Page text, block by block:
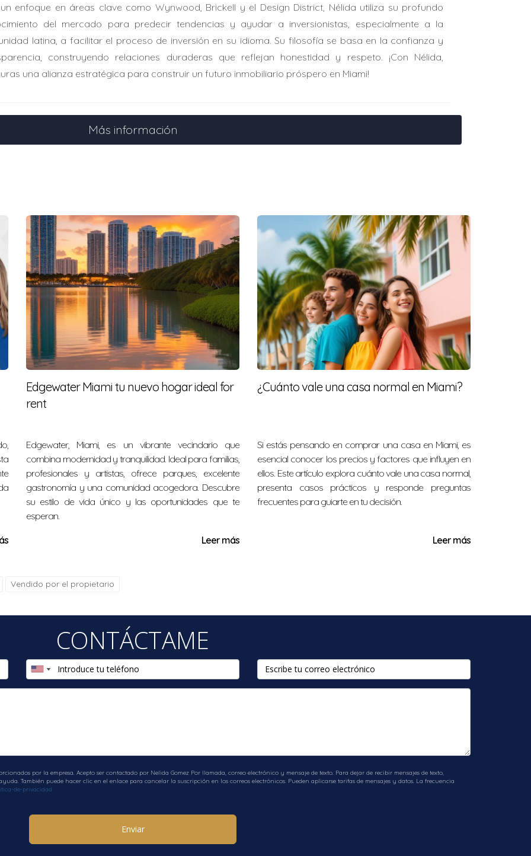
lo general, del 5% al 20%)
con un bajo pago inicial
FHA Y CONVENCIONAL
Por otro lado, un préstamo convencional puede ofrecerte la oportunidad de terminar con una
vez que hayas alcanzado un cierto porcentaje de capital en tu propiedad.
de 600,000 dólares es un paso considerable y, aunque puede parecer abrumador, es
La elección entre un préstamo FHA y convencional depende de tu situación financiera, historial
Evalúa cuidadosamente tus alternativas, consulta con asesores hipotecarios y no dudes en realizar
para encontrar la mejor solución para tu futuro.
préstamo FHA?
del 3.5% del precio de la casa. Esto significa que, para una propiedad de 600,000 dólares, necesitarías
con un mal historial crediticio?
más accesibles para compradores con historial crediticio menos que perfecto, aunque se recomienda
el pago inicial del 3.5%.
inicial significativo?
el préstamo FHA puede ser tu mejor opción, ya que permite pagos bajos. Sin embargo, esto puede
del tiempo.
FHA que para uno convencional?
con los requisitos de crédito en un préstamo FHA, lo que puede facilitar a muchos compradores
FHA y convencionales en cerrarse?
enfoque en áreas clave como Wynwood, Brickell y el Design District, Nélida utiliza su profundo
del mercado para predecir tendencias y ayudar a inversionistas, especialmente a la
latina, a facilitar el proceso de inversión en su idioma. Su filosofía se basa en la confianza y
construyendo relaciones duraderas que reflejan honestidad y respeto. ¡Con Nélida,
una alianza estratégica para construir un futuro inmobiliario próspero en Miami!
Más información
Edgewater Miami tu nuevo hogar ideal for
rent
Edgewater, Miami, es un vibrante vecindario que
combina modernidad y tranquilidad. Ideal para familias,
profesionales y artistas, ofrece parques, excelente
gastronomía y una comunidad acogedora. Descubre
su estilo de vida único y las oportunidades que te
esperan.
Leer más
¿Cuánto vale una casa normal en Miami?
Si estás pensando en comprar una casa en Miami, es
esencial conocer los precios y factores que influyen en
ellos. Este artículo explora cuánto vale una casa normal,
presenta casos prácticos y responde preguntas
frecuentes para guiarte en tu decisión.
Leer más
Vendido por el propietario
CONTÁCTAME
por la empresa. Acepto ser contactado por Nelida Gomez Por llamada, correo electrónico y mensaje de texto. Para dejar de recibir mensajes de texto,
También puede hacer clic en el enlace para cancelar la suscripción en los correos electrónicos. Pueden aplicarse tarifas de mensajes y datos. La frecuencia
de-privacidad
Enviar